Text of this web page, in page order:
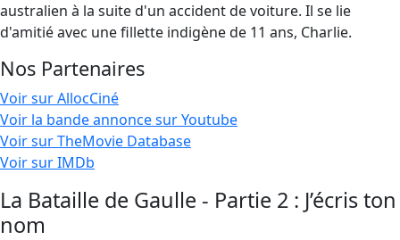
australien à la suite d'un accident de voiture. Il se lie
d'amitié avec une fillette indigène de 11 ans, Charlie.
Nos Partenaires
Voir sur AllocCiné
Voir la bande annonce sur Youtube
Voir sur TheMovie Database
Voir sur IMDb
La Bataille de Gaulle - Partie 2 : J’écris ton
nom